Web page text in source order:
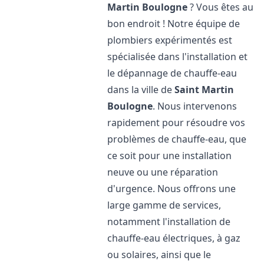
Martin Boulogne? Vous êtes au
bon endroit ! Notre équipe de
plombiers expérimentés est
spécialisée dans l'installation et
le dépannage de chauffe-eau
dans la ville deSaint Martin
Boulogne. Nous intervenons
rapidement pour résoudre vos
problèmes de chauffe-eau, que
ce soit pour une installation
neuve ou une réparation
d'urgence. Nous offrons une
large gamme de services,
notamment l'installation de
chauffe-eau électriques, à gaz
ou solaires, ainsi que le